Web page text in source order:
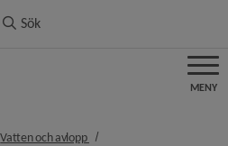
Sök
MENY
i brödsmulenavigeringen
Vatten och avlopp nivå i brödsmulenavigeringen